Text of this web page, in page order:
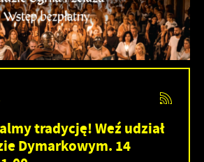
tradycję! Weź udział
Dymarkowym. 14